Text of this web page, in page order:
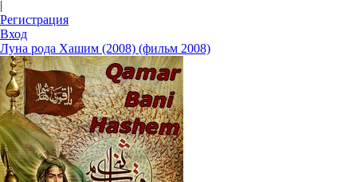
|
Регистрация
Вход
Луна рода Хашим (2008) (фильм 2008)